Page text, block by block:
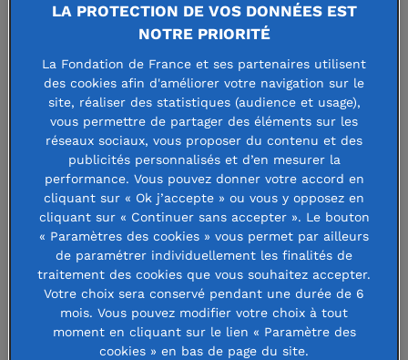
Soigner, soulager,
accompagner : projets de
recherche
3 février 2023 | Modifié le 6 octobre 2025
Contexte
La Fondation de France soutient la recherche dans le
LA PROTECTION DE VOS DONNÉES EST
NOTRE PRIORITÉ
La Fondation de France et ses partenaires utilisent
des cookies afin d'améliorer votre navigation sur le
site, réaliser des statistiques (audience et usage),
vous permettre de partager des éléments sur les
réseaux sociaux, vous proposer du contenu et des
publicités personnalisés et d’en mesurer la
performance. Vous pouvez donner votre accord en
cliquant sur « Ok j’accepte » ou vous y opposez en
cliquant sur « Continuer sans accepter ». Le bouton
« Paramètres des cookies » vous permet par ailleurs
de paramétrer individuellement les finalités de
traitement des cookies que vous souhaitez accepter.
Votre choix sera conservé pendant une durée de 6
mois. Vous pouvez modifier votre choix à tout
moment en cliquant sur le lien « Paramètre des
cookies » en bas de page du site.